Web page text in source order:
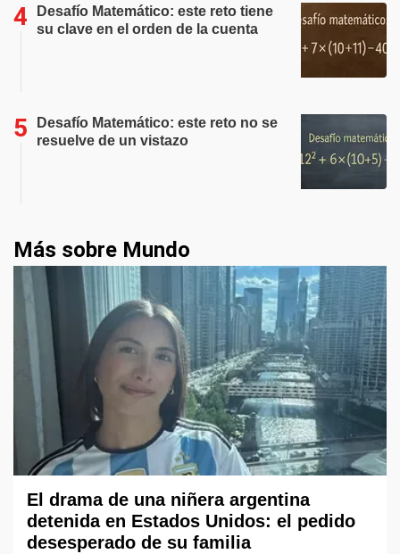
Desafío Matemático: este reto tiene
su clave en el orden de la cuenta
Desafío Matemático: este reto no se
resuelve de un vistazo
Más sobre Mundo
El drama de una niñera argentina
detenida en Estados Unidos: el pedido
desesperado de su familia